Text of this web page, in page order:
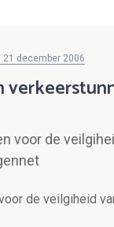
21 december 2006
voor de
de veilgiheid